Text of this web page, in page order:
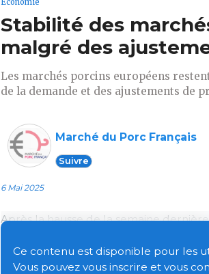
Economie
Stabilité des
malgré des
Les marchés porcins européens
de la demande et des ajustements de
Marché du Porc Français
Suivre
6 Mai 2025
Après la hausse de la semaine
demande, rendant les volumes
l’abattage a légèrement augmenté,
Ce contenu est disponible pour les
Vous pouvez vous inscrire et vous